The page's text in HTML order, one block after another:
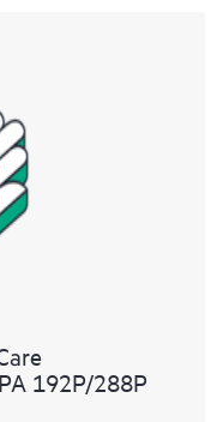
192P/288P